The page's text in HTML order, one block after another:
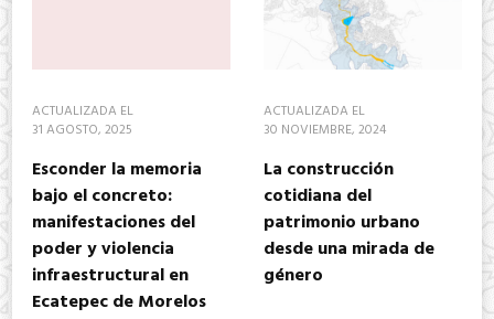
ACTUALIZADA EL
31 AGOSTO, 2025
Esconder la memoria
bajo el concreto:
manifestaciones del
poder y violencia
infraestructural en
Ecatepec de Morelos
ACTUALIZADA EL
30 NOVIEMBRE, 2024
La construcción
cotidiana del
patrimonio urbano
desde una mirada de
género